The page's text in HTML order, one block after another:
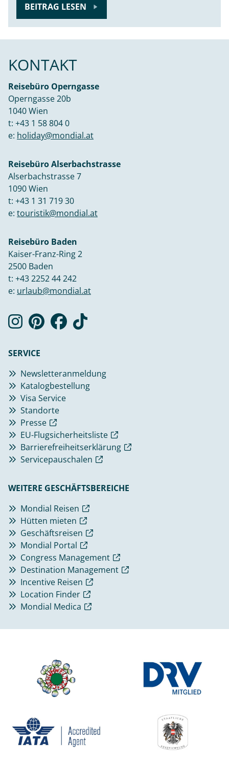
BEITRAG LESEN
KONTAKT
Reisebüro Operngasse
Operngasse 20b
1040 Wien
t: +43 1 58 804 0
e: holiday@mondial.at
Reisebüro Alserbachstrasse
Alserbachstrasse 7
1090 Wien
t: +43 1 31 719 30
e: touristik@mondial.at
Reisebüro Baden
Kaiser-Franz-Ring 2
2500 Baden
t: +43 2252 44 242
e: urlaub@mondial.at
SERVICE
Newsletteranmeldung
Katalogbestellung
Visa Service
Standorte
Presse
EU-Flugsicherheitsliste
Barrierefreiheitserklärung
Servicepauschalen
WEITERE GESCHÄFTSBEREICHE
Mondial Reisen
Hütten mieten
Geschäftsreisen
Mondial Portal
Congress Management
Destination Management
Incentive Reisen
Location Finder
Mondial Medica